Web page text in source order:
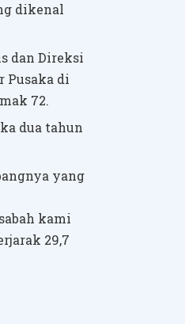
dikenal
dan Direksi
Pusaka di
72.
dua tahun
yang
kami
29,7